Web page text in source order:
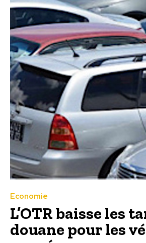
Economie
L’OTR baisse les
douane pour les